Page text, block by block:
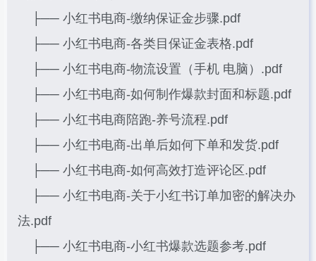
├── 小红书电商-缴纳保证金步骤.pdf
├── 小红书电商-各类目保证金表格.pdf
├── 小红书电商-物流设置（手机 电脑）.pdf
├── 小红书电商-如何制作爆款封面和标题.pdf
├── 小红书电商陪跑-养号流程.pdf
├── 小红书电商-出单后如何下单和发货.pdf
├── 小红书电商-如何高效打造评论区.pdf
├── 小红书电商-关于小红书订单加密的解决办
法.pdf
├── 小红书电商-小红书爆款选题参考.pdf